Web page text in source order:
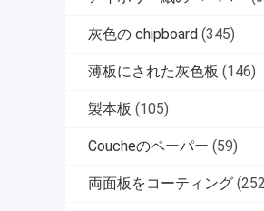
灰色の chipboard (345)
薄板にされた灰色板 (146)
製本板 (105)
Coucheのペーパー (59)
両面板をコーティング